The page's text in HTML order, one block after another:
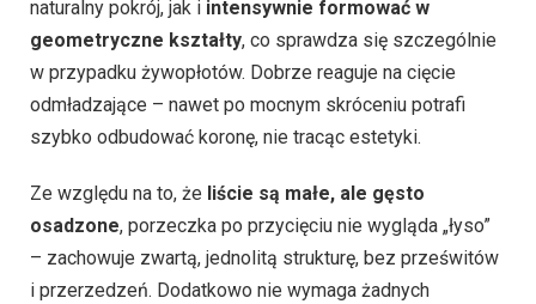
naturalny pokrój, jak i intensywnie formować w
geometryczne kształty, co sprawdza się szczególnie
w przypadku żywopłotów. Dobrze reaguje na cięcie
odmładzające – nawet po mocnym skróceniu potrafi
szybko odbudować koronę, nie tracąc estetyki.
Ze względu na to, że liście są małe, ale gęsto
osadzone, porzeczka po przycięciu nie wygląda „łyso”
– zachowuje zwartą, jednolitą strukturę, bez prześwitów
i przerzedzeń. Dodatkowo nie wymaga żadnych